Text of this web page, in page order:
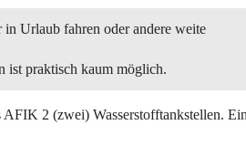
in Urlaub fahren oder andere weite
ist praktisch kaum möglich.
2 (zwei) Wasserstofftankstellen.